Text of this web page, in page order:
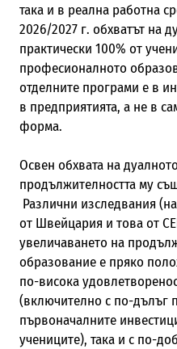
така и в реална работна
2026/2027 г. обхватът на
практически 100% от
професионалното
отделните програми е в
в предприятията, а не в
форма.
Освен обхвата на
продължителността му
Различни изследвания
от Швейцария и това от
увеличаването на
образование е пряко
по-висока
(включително с по-дълъг
първоначалните
учениците), така и с по-